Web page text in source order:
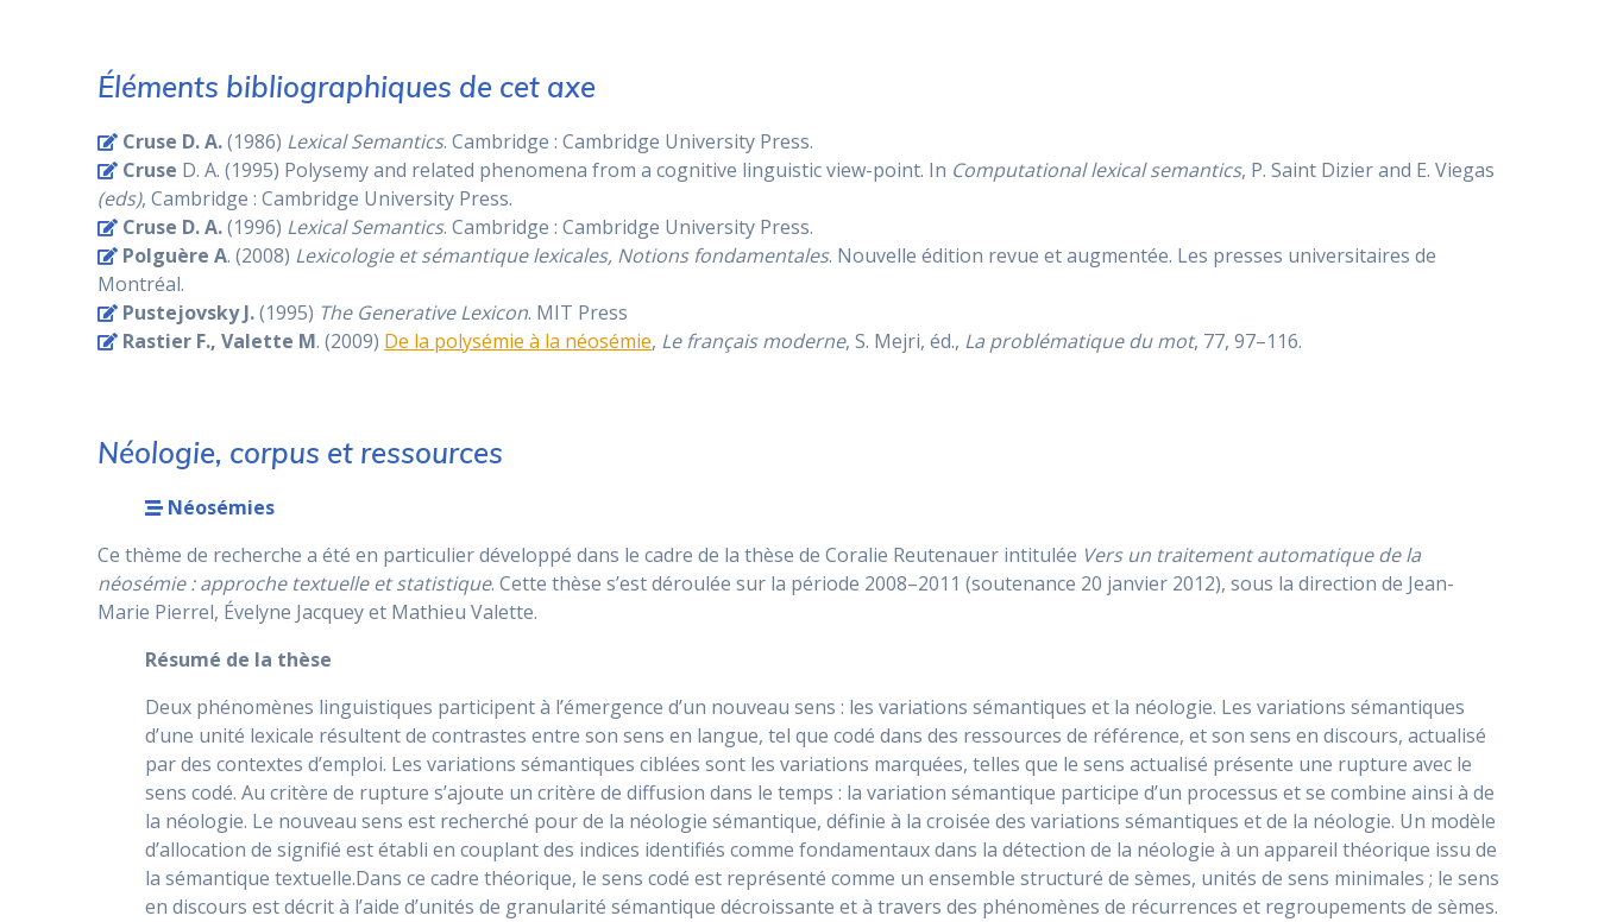
Éléments bibliographiques de cet axe
Cruse D. A.(1986) Lexical Semantics. Cambridge : Cambridge University Press.
Cruse D. A. (1995) Polysemy and related phenomena from a cognitive linguistic view-point. In Computational lexical semantics, P. Saint Dizier and E. Viegas
(eds), Cambridge : Cambridge University Press.
Cruse D. A.(1996) Lexical Semantics. Cambridge : Cambridge University Press.
Polguère A. (2008) Lexicologie et sémantique lexicales, Notions fondamentales. Nouvelle édition revue et augmentée. Les presses universitaires de
Montréal.
Pustejovsky J.(1995) The Generative Lexicon. MIT Press
Rastier F., Valette M. (2009) De la polysémie à la néosémie, Le français moderne, S. Mejri, éd., La problématique du mot, 77, 97–116.
Néologie, corpus et ressources
Néosémies
Ce thème de recherche a été en particulier développé dans le cadre de la thèse de Coralie Reutenauer intitulée Vers un traitement automatique de la
néosémie : approche textuelle et statistique. Cette thèse s’est déroulée sur la période 2008–2011 (soutenance 20 janvier 2012), sous la direction de Jean-
Marie Pierrel, Évelyne Jacquey et Mathieu Valette.
Résumé de la thèse
Deux phénomènes linguistiques participent à l’émergence d’un nouveau sens : les variations sémantiques et la néologie. Les variations sémantiques
d’une unité lexicale résultent de contrastes entre son sens en langue, tel que codé dans des ressources de référence, et son sens en discours, actualisé
par des contextes d’emploi. Les variations sémantiques ciblées sont les variations marquées, telles que le sens actualisé présente une rupture avec le
sens codé. Au critère de rupture s’ajoute un critère de diffusion dans le temps : la variation sémantique participe d’un processus et se combine ainsi à de
la néologie. Le nouveau sens est recherché pour de la néologie sémantique, définie à la croisée des variations sémantiques et de la néologie. Un modèle
d’allocation de signifié est établi en couplant des indices identifiés comme fondamentaux dans la détection de la néologie à un appareil théorique issu de
la sémantique textuelle.Dans ce cadre théorique, le sens codé est représenté comme un ensemble structuré de sèmes, unités de sens minimales ; le sens
en discours est décrit à l’aide d’unités de granularité sémantique décroissante et à travers des phénomènes de récurrences et regroupements de sèmes.